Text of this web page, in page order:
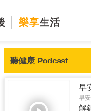
樂享生活
聽健康 Podcast